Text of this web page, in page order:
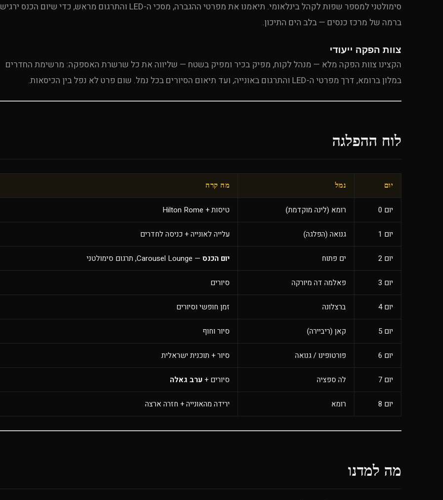
סימולטני למספר שפות לקהל בינלאומי. תיאמנו את מפרטי ההגברה, מסכי ה-LED והתרגום מראש, כדי שיום הכנס ירגיש
ברמה של מרכז כנסים — בלב הים התיכון.
צוות הפקה ייעודי
הקצינו צוות הפקה מלא — מנהל לקוח, מפיק בכיר ומפיק בשטח — שליווה את כל שרשרת האספקה: מרשימת החדרים
במלון ברומא, דרך מפרטי ה-LED והתרגום באונייה, ועד תיאום הסיורים בכל נמל. שום פרט לא נפל בין הכיסאות.
לוח ההפלגה
יום נמל מה קרה
יום 0 רומא (לינה מוקדמת) טיסות + Hilton Rome
יום 1 גנואה (הפלגה) עלייה לאונייה + כניסה לחדרים
יום 2 ים פתוח יום הכנס — Carousel Lounge, תרגום סימולטני
יום 3 פאלמה דה מיורקה סיורים
יום 4 ברצלונה זמן חופשי וסיורים
יום 5 קאן (ריביירה) סיור וחוף
יום 6 פורטופינו / גנואה סיור + תוכנית ישראלית
יום 7 לה ספציה סיורים +ערב גאלה
יום 8 רומא ירידה מהאונייה + חזרה ארצה
מה למדנו